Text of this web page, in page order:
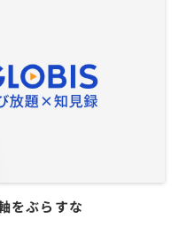
をぶらすな